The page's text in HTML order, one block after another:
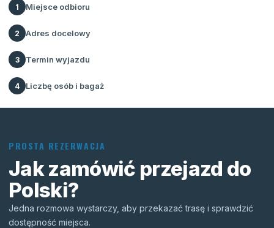
1 Miejsce odbioru
2 Adres docelowy
3 Termin wyjazdu
4 Liczbę osób i bagaż
PROSTA REZERWACJA
Jak zamówić przejazd do
Polski?
Jedna rozmowa wystarczy, aby przekazać trasę i sprawdzić
dostępność miejsca.